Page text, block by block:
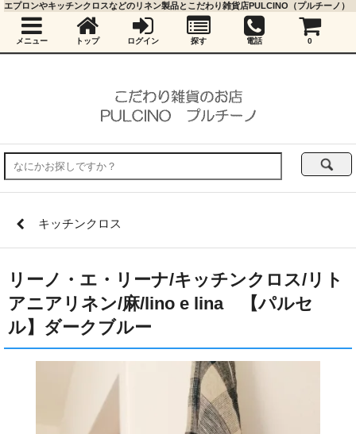
キッチンクロス
リーノ・エ・リーナ/キッチンクロス/リト
アニアリネン/麻/lino e lina 【パルセ
ル】ダークブルー
エプロンやキッチンクロスなどのリネン製品とこだわり雑貨店PULCINO（プルチーノ）
メニュー トップ ログイン 探す 電話 0